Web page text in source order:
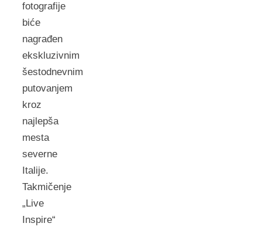
fotografije
biće
nagrađen
ekskluzivnim
šestodnevnim
putovanjem
kroz
najlepša
mesta
severne
Italije.
Takmičenje
„Live
Inspire“